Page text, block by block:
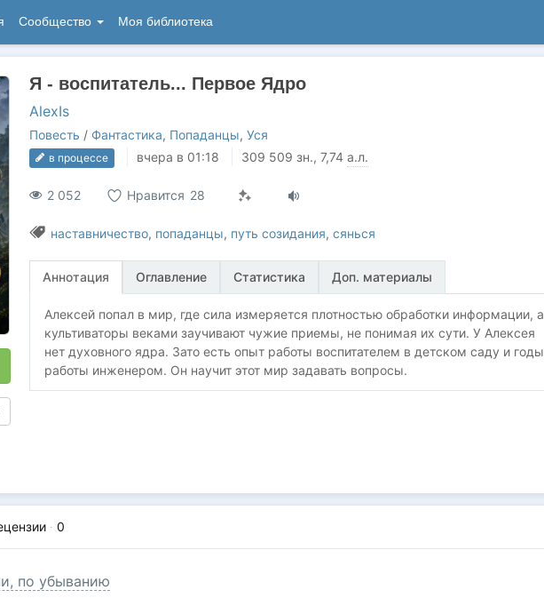
Сообщество Моя библиотека
Я - воспитатель... Первое Ядро
AlexIs
Повесть / Фантастика, Попаданцы, Уся
в процессе вчера в 01:18 309 509 зн., 7,74 а.л.
2 052 Нравится 28
наставничество, попаданцы, путь созидания, сянься
Аннотация Оглавление Статистика Доп. материалы
Алексей попал в мир, где сила измеряется плотностью обработки информации, а
культиваторы веками заучивают чужие приемы, не понимая их сути. У Алексея
нет духовного ядра. Зато есть опыт работы воспитателем в детском саду и годы
работы инженером. Он научит этот мир задавать вопросы.
· 0
по убыванию